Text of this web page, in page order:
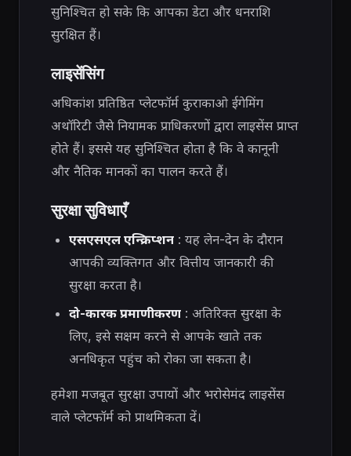
सुनिश्चित हो सके कि आपका डेटा और धनराशि
सुरक्षित हैं।
लाइसेंसिंग
अधिकांश प्रतिष्ठित प्लेटफॉर्म कुराकाओ ईगेमिंग
अथॉरिटी जैसे नियामक प्राधिकरणों द्वारा लाइसेंस प्राप्त
होते हैं। इससे यह सुनिश्चित होता है कि वे कानूनी
और नैतिक मानकों का पालन करते हैं।
सुरक्षा सुविधाएँ
एसएसएल एन्क्रिप्शन: यह लेन-देन के दौरान
आपकी व्यक्तिगत और वित्तीय जानकारी की
सुरक्षा करता है।
दो-कारक प्रमाणीकरण: अतिरिक्त सुरक्षा के
लिए, इसे सक्षम करने से आपके खाते तक
अनधिकृत पहुंच को रोका जा सकता है।
हमेशा मजबूत सुरक्षा उपायों और भरोसेमंद लाइसेंस
वाले प्लेटफॉर्म को प्राथमिकता दें।